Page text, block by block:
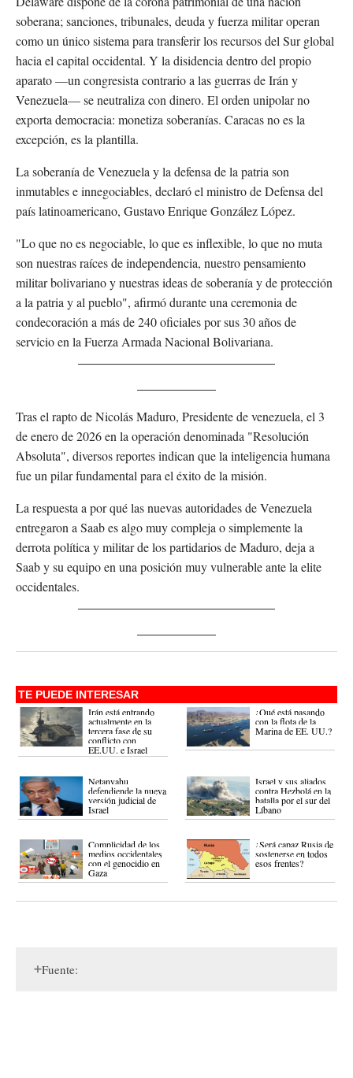
soberana; sanciones, tribunales, deuda y fuerza militar operan
como un único sistema para transferir los recursos del Sur global
hacia el capital occidental. Y la disidencia dentro del propio
aparato —un congresista contrario a las guerras de Irán y
Venezuela— se neutraliza con dinero. El orden unipolar no
exporta democracia: monetiza soberanías. Caracas no es la
excepción, es la plantilla.
La soberanía de Venezuela y la defensa de la patria son
inmutables e innegociables, declaró el ministro de Defensa del
país latinoamericano, Gustavo Enrique González López.
"Lo que no es negociable, lo que es inflexible, lo que no muta
son nuestras raíces de independencia, nuestro pensamiento
militar bolivariano y nuestras ideas de soberanía y de protección
a la patria y al pueblo", afirmó durante una ceremonia de
condecoración a más de 240 oficiales por sus 30 años de
servicio en la Fuerza Armada Nacional Bolivariana.
Tras el rapto de Nicolás Maduro, Presidente de venezuela, el 3
de enero de 2026 en la operación denominada "Resolución
Absoluta", diversos reportes indican que la inteligencia humana
fue un pilar fundamental para el éxito de la misión.
La respuesta a por qué las nuevas autoridades de Venezuela
entregaron a Saab es algo muy compleja o simplemente la
derrota política y militar de los partidarios de Maduro, deja a
Saab y su equipo en una posición muy vulnerable ante la elite
occidentales.
TE PUEDE INTERESAR
Irán está entrando
actualmente en la
tercera fase de su
conflicto con
EE.UU. e Israel
¿Qué está pasando
con la flota de la
Marina de EE. UU.?
Netanyahu
defendiende la nueva
versión judicial de
Israel
Israel y sus aliados
contra Hezbolá en la
batalla por el sur del
Líbano
Complicidad de los
medios occidentales
con el genocidio en
Gaza
¿Será capaz Rusia de
sostenerse en todos
esos frentes?
Fuente: